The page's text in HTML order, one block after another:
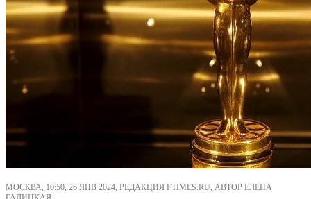
МОСКВА, 10:50, 26 ЯНВ 2024, РЕДАКЦИЯ FTIMES.RU, АВТОР ЕЛЕНА